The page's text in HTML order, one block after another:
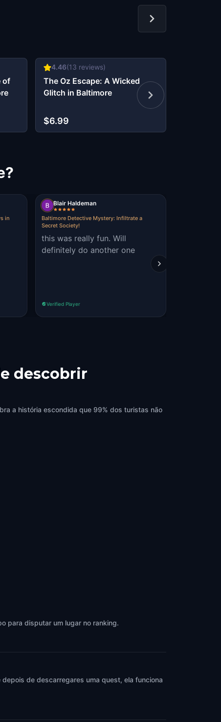
of
4.46(13 reviews)
The Oz Escape: A Wicked
Glitch in Baltimore
$6.99
in
Blair Haldeman
Baltimore Detective Mystery: Infiltrate a
Secret Society!
this was really fun. Will
definitely do another one
Verified Player
descobrir
a história escondida que 99% dos turistas não
para disputar um lugar no ranking.
de descarregares uma quest, ela funciona